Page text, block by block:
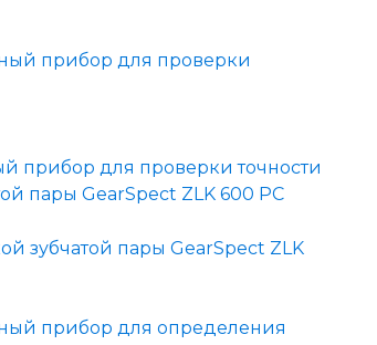
прибор для проверки точности
пары GearSpect ZLK 600 PC